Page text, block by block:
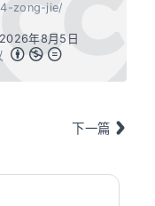
zong-jie/
2026年8月5日
下一篇